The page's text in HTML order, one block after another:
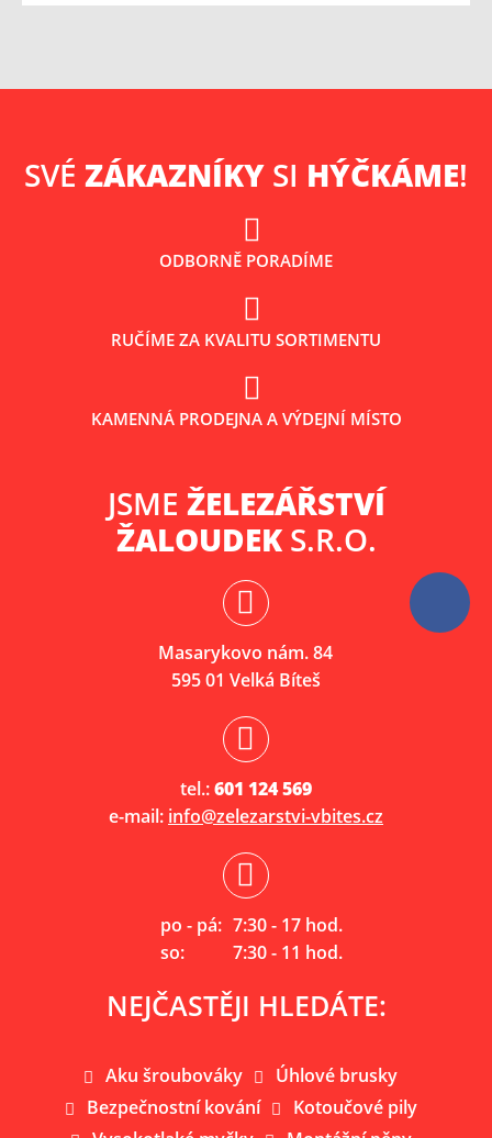
SVÉ ZÁKAZNÍKY SI HÝČKÁME!
ODBORNĚ PORADÍME
RUČÍME ZA KVALITU SORTIMENTU
KAMENNÁ PRODEJNA A VÝDEJNÍ MÍSTO
JSME ŽELEZÁŘSTVÍ
ŽALOUDEKS.R.O.
Masarykovo nám. 84
595 01 Velká Bíteš
tel.:601 124 569
e-mail: info@zelezarstvi-vbites.cz
po - pá: 7:30 - 17 hod.
so:
7:30 - 11 hod.
NEJČASTĚJI HLEDÁTE:
Aku šroubováky
Úhlové brusky
Bezpečnostní kování
Kotoučové pily